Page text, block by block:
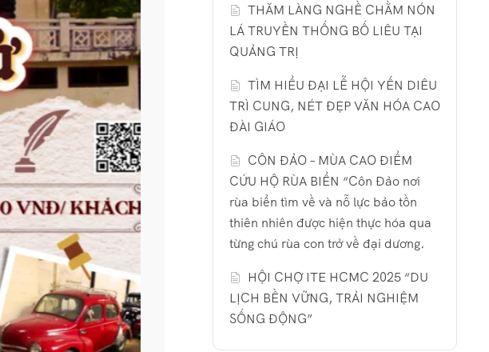
THĂM LÀNG NGHỀ CHẰM NÓN
LÁ TRUYỀN THỐNG BỐ LIÊU TẠI
QUẢNG TRỊ
TÌM HIỂU ĐẠI LỄ HỘI YẾN DIÊU
TRÌ CUNG, NÉT ĐẸP VĂN HÓA CAO
ĐÀI GIÁO
CÔN ĐẢO – MÙA CAO ĐIỂM
CỨU HỘ RÙA BIỂN “Côn Đảo nơi
rùa biển tìm về và nỗ lực bảo tồn
thiên nhiên được hiện thực hóa qua
từng chú rùa con trở về đại dương.
HỘI CHỢ ITE HCMC 2025 “DU
LỊCH BỀN VỮNG, TRẢI NGHIỆM
SỐNG ĐỘNG”